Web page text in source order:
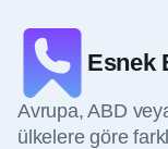
Esnek
Avrupa, ABD
ülkelere göre